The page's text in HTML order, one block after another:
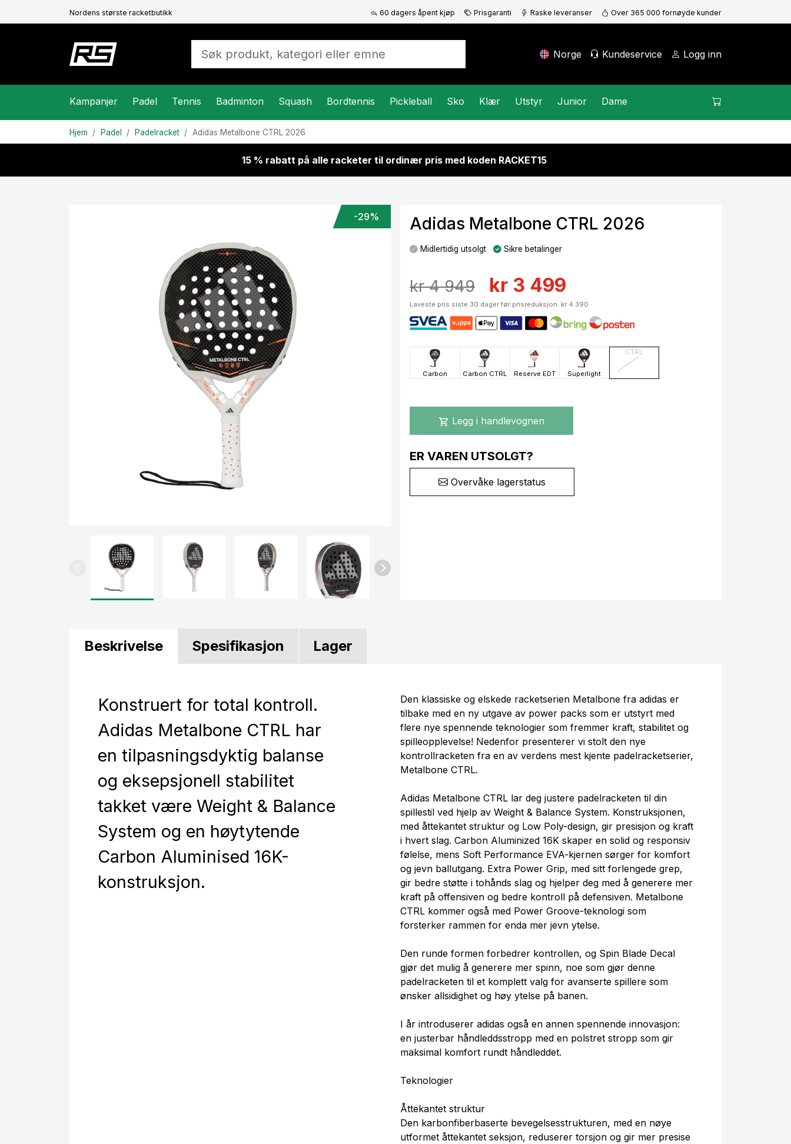
Nordens største racketbutikk 60 dagers åpent kjøp Prisgaranti Raske leveranser Over 365 000 fornøyde kunder
Norge Kundeservice Logg inn
Kampanjer Padel Tennis Badminton Squash Bordtennis Pickleball Sko Klær Utstyr Junior Dame
Hjem Padel Padelracket Adidas Metalbone CTRL 2026
15 % rabatt på alle racketer til ordinær pris med koden RACKET15
-29% Adidas Metalbone CTRL 2026
Midlertidig utsolgt Sikre betalinger
kr 4 949 kr 3 499
Laveste pris siste 30 dager før prisreduksjon: kr 4 390
Carbon Carbon CTRL Reserve EDT Superlight
CTRL
shopping_cart Legg i handlevognen
ER VAREN UTSOLGT?
Overvåke lagerstatus
Beskrivelse Spesifikasjon Lager
Konstruert for total kontroll.
Adidas Metalbone CTRL har
en tilpasningsdyktig balanse
og eksepsjonell stabilitet
takket være Weight & Balance
System og en høytytende
Carbon Aluminised 16K-
konstruksjon.
Den klassiske og elskede racketserien Metalbone fra adidas er
tilbake med en ny utgave av power packs som er utstyrt med
flere nye spennende teknologier som fremmer kraft, stabilitet og
spilleopplevelse! Nedenfor presenterer vi stolt den nye
kontrollracketen fra en av verdens mest kjente padelracketserier,
Metalbone CTRL.
Adidas Metalbone CTRL lar deg justere padelracketen til din
spillestil ved hjelp av Weight & Balance System. Konstruksjonen,
med åttekantet struktur og Low Poly-design, gir presisjon og kraft
i hvert slag. Carbon Aluminized 16K skaper en solid og responsiv
følelse, mens Soft Performance EVA-kjernen sørger for komfort
og jevn ballutgang. Extra Power Grip, med sitt forlengede grep,
gir bedre støtte i tohånds slag og hjelper deg med å generere mer
kraft på offensiven og bedre kontroll på defensiven. Metalbone
CTRL kommer også med Power Groove-teknologi som
forsterker rammen for enda mer jevn ytelse.
Den runde formen forbedrer kontrollen, og Spin Blade Decal
gjør det mulig å generere mer spinn, noe som gjør denne
padelracketen til et komplett valg for avanserte spillere som
ønsker allsidighet og høy ytelse på banen.
I år introduserer adidas også en annen spennende innovasjon:
en justerbar håndleddsstropp med en polstret stropp som gir
maksimal komfort rundt håndleddet.
Teknologier
Åttekantet struktur
Den karbonfiberbaserte bevegelsesstrukturen, med en nøye
utformet åttekantet seksjon, reduserer torsjon og gir mer presise